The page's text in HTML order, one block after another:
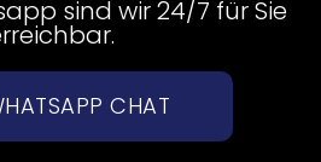
sind wir 24/7 für Sie
CHAT